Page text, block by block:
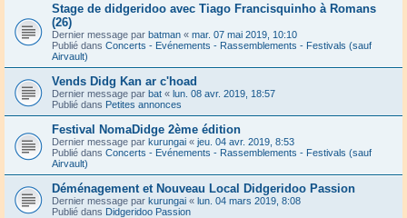
Stage de didgeridoo avec Tiago Francisquinho à Romans
(26)
Dernier message par batman « mar. 07 mai 2019, 10:10
Publié dans Concerts - Evénements - Rassemblements - Festivals (sauf
Airvault)
Vends Didg Kan ar c'hoad
Dernier message par bat « lun. 08 avr. 2019, 18:57
Publié dans Petites annonces
Festival NomaDidge 2ème édition
Dernier message par kurungai « jeu. 04 avr. 2019, 8:53
Publié dans Concerts - Evénements - Rassemblements - Festivals (sauf
Airvault)
Déménagement et Nouveau Local Didgeridoo Passion
Dernier message par kurungai « lun. 04 mars 2019, 8:08
Publié dans Didgeridoo Passion